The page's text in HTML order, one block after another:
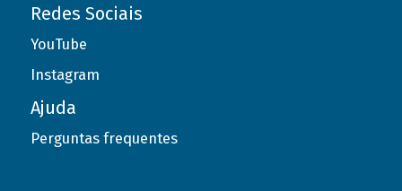
Redes Sociais
YouTube
Instagram
Ajuda
Perguntas frequentes